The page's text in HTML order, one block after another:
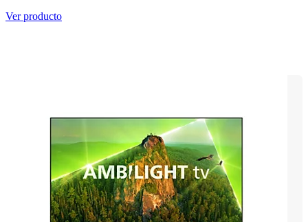
Ver producto